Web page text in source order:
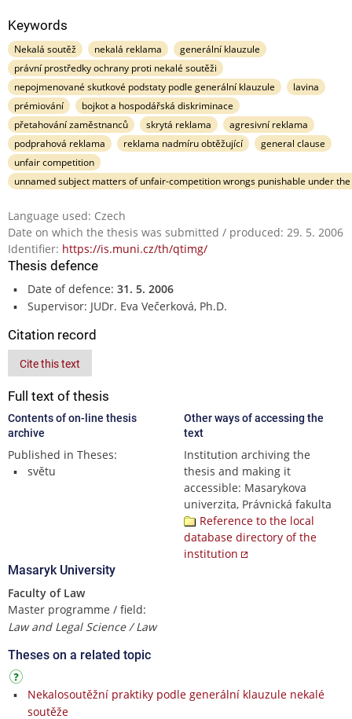
Keywords
Nekalá soutěž nekalá reklama
generální klauzule
právní prostředky ochrany proti nekalé soutěži
nepojmenované skutkové podstaty podle generální klauzule
lavina
prémiování
bojkot a hospodářská diskriminace
přetahování zaměstnanců
skrytá reklama
agresivní reklama
podprahová reklama
reklama nadmíru obtěžující
general clause
unfair competition
unnamed subject matters of unfair-competition wrongs punishable under
Language used: Czech
Date on which the thesis was submitted / produced: 29. 5. 2006
Identifier: https://is.muni.cz/th/qtimg/
Thesis defence
Date of defence: 31. 5. 2006
Supervisor: JUDr. Eva Večerková, Ph.D.
Citation record
Cite this text
Full text of thesis
Contents of on-line thesis
archive
Published in Theses:
světu
Other ways of accessing the
text
Institution archiving the
thesis and making it
accessible: Masarykova
univerzita, Právnická fakulta
Reference to the local
database directory of the
institution
Masaryk University
Faculty of Law
Master programme / field:
Law and Legal Science / Law
Theses on a related topic
Nekalosoutěžní praktiky podle generální klauzule nekalé
soutěže